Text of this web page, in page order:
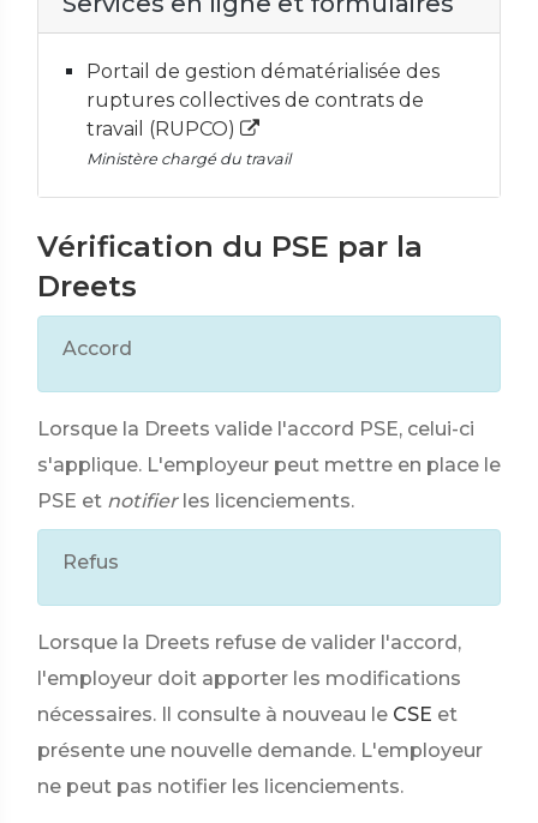
Portail de gestion dématérialisée des
ruptures collectives de contrats de
travail (RUPCO)
Ministère chargé du travail
Vérification du PSE par la
Dreets
Accord
Lorsque la Dreets valide l'accord PSE, celui-ci
s'applique. L'employeur peut mettre en place le
PSE et notifier les licenciements.
Refus
Lorsque la Dreets refuse de valider l'accord,
l'employeur doit apporter les modifications
nécessaires. Il consulte à nouveau le CSE et
présente une nouvelle demande. L'employeur
ne peut pas notifier les licenciements.